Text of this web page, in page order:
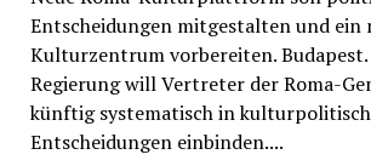
Entscheidungen mitgestalten und ein
Kulturzentrum vorbereiten. Budapest.
Regierung will Vertreter der Roma-
künftig systematisch in
Entscheidungen einbinden....